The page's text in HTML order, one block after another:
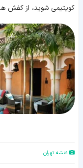
کویتیمی شوید، از کفش
نقشه تهران